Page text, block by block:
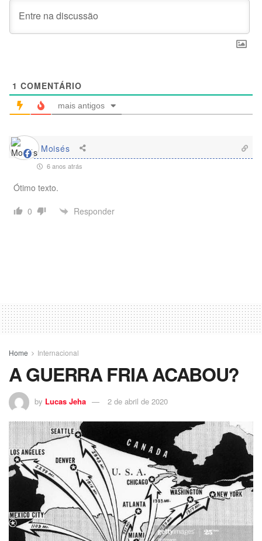
1 COMENTÁRIO
mais antigos
Moisés
6 anos atrás
Ótimo texto.
0
Responder
Home Internacional
A GUERRA FRIA ACABOU?
by Lucas Jeha 2 de abril de 2020